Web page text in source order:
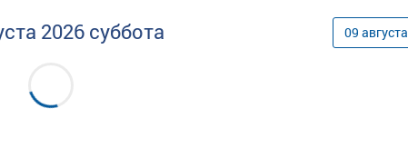
2026 суббота 09 августа